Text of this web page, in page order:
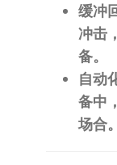
缓冲
冲击
备。
自动
备中
场合。